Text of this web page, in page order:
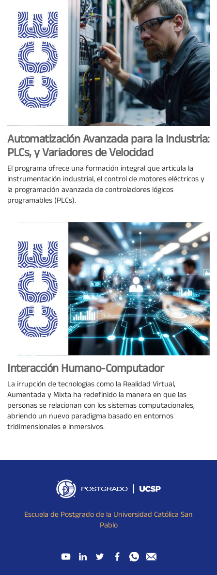
Automatización Avanzada para la Industria:
PLCs, y Variadores de Velocidad
El programa ofrece una formación integral que articula la
instrumentación industrial, el control de motores eléctricos y
la programación avanzada de controladores lógicos
programables (PLCs).
Interacción Humano-Computador
La irrupción de tecnologías como la Realidad Virtual,
Aumentada y Mixta ha redefinido la manera en que las
personas se relacionan con los sistemas computacionales,
abriendo un nuevo paradigma basado en entornos
tridimensionales e inmersivos.
Escuela de Postgrado de la Universidad Católica San
Pablo